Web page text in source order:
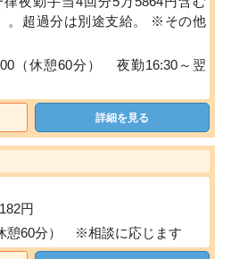
。超過分は別途支給。 ※その他
（休憩60分） 夜勤16:30～翌
詳細を見る
円〜2182円
憩60分） ※相談に応じます